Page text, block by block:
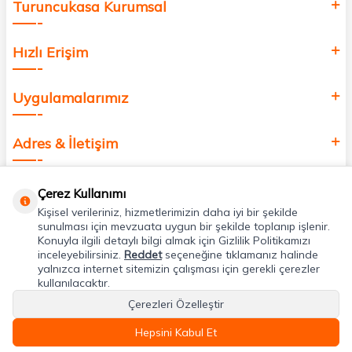
Turuncukasa Kurumsal
Hızlı Erişim
Uygulamalarımız
Adres & İletişim
Çerez Kullanımı
Kişisel verileriniz, hizmetlerimizin daha iyi bir şekilde
sunulması için mevzuata uygun bir şekilde toplanıp işlenir.
Konuyla ilgili detaylı bilgi almak için Gizlilik Politikamızı
inceleyebilirsiniz. Reddetseçeneğine tıklamanız halinde
yalnızca internet sitemizin çalışması için gerekli çerezler
kullanılacaktır.
Çerezleri Özelleştir
Hepsini Kabul Et